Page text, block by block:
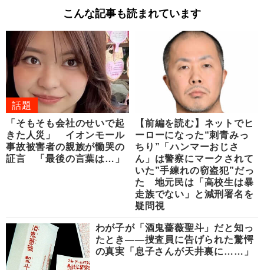
こんな記事も読まれています
話題
「そもそも会社のせいで起
きた人災」 イオンモール
事故被害者の親族が慟哭の
証言 「最後の言葉は…」
【前編を読む】ネットでヒ
ーローになった“刺青みっ
ちり”「ハンマーおじさ
ん」は警察にマークされて
いた”手練れの窃盗犯”だっ
た 地元民は「高校生は暴
走族でない」と減刑署名を
疑問視
わが子が「酒鬼薔薇聖斗」だと知っ
たとき――捜査員に告げられた驚愕
の真実「息子さんが天井裏に……」